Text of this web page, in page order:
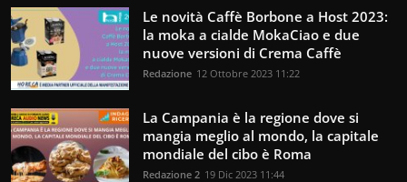
Le novità Caffè Borbone a Host 2023:
la moka a cialde MokaCiao e due
nuove versioni di Crema Caffè
Redazione 12 Ottobre 2023 11:22
La Campania è la regione dove si
mangia meglio al mondo, la capitale
mondiale del cibo è Roma
Redazione 2 19 Dic 2023 11:44